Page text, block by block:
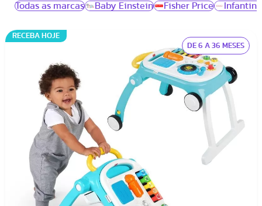
Todas as marcas Baby Einstein Fisher Price Infantino
RECEBA HOJE
DE 6 A 36 MESES